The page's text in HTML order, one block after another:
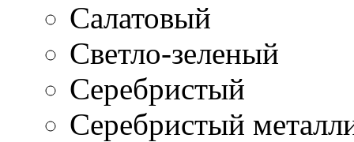
Салатовый
Светло-зеленый
Серебристый
Серебристый